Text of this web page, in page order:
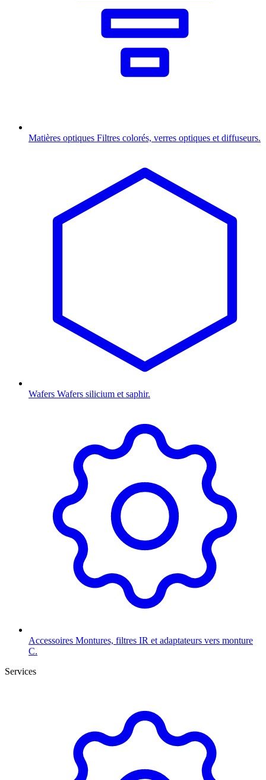
Matières optiques Filtres colorés, verres optiques et diffuseurs.
Wafers Wafers silicium et saphir.
Accessoires Montures, filtres IR et adaptateurs vers monture
C.
Services